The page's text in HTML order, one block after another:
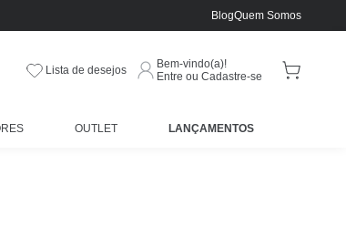
BlogQuem Somos
Lista de desejos
Bem-vindo(a)!
Entre ou Cadastre-se
OUTLET LANÇAMENTOS